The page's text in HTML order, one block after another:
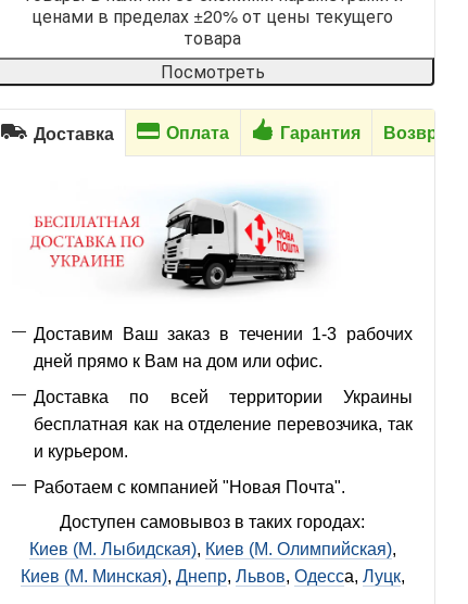
ценами в пределах ±20% от цены текущего
товара
Посмотреть
Доставка Оплата Гарантия Возврат
Доставим Ваш заказ в течении 1-3 рабочих
дней прямо к Вам на дом или офис.
Доставка по всей территории Украины
бесплатная как на отделение перевозчика, так
и курьером.
Работаем с компанией "Новая Почта".
Доступен самовывоз в таких городах:
Киев (М. Лыбидская), Киев (М. Олимпийская),
Киев (М. Минская), Днепр, Львов, Одесса, Луцк,